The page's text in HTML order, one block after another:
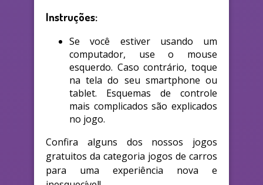
Instruções:
Se você estiver usando um
computador, use o mouse
esquerdo. Caso contrário, toque
na tela do seu smartphone ou
tablet. Esquemas de controle
mais complicados são explicados
no jogo.
Confira alguns dos nossos jogos
gratuitos da categoria jogos de carros
para uma experiência nova e